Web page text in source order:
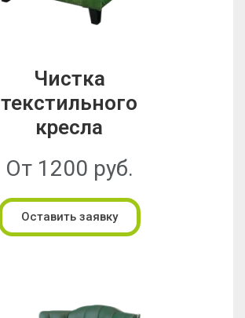
Чистка
текстильного
кресла
От 1200 руб.
Оставить заявку